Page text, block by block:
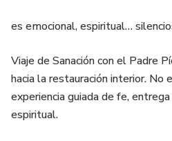
es emocional, espiritual…
Viaje de Sanación con el Padre
hacia la restauración interior. No
experiencia guiada de fe,
espiritual.